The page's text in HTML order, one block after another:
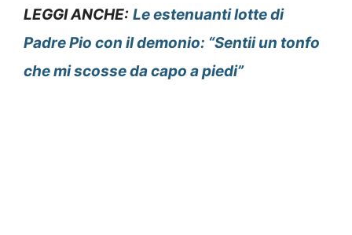
LEGGI ANCHE: Le estenuanti lotte di
Padre Pio con il demonio: “Sentii un tonfo
che mi scosse da capo a piedi”